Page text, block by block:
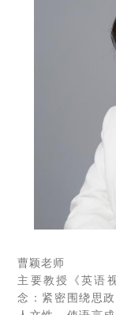
曹颖老师
主要教授《英语
念：紧密围绕思